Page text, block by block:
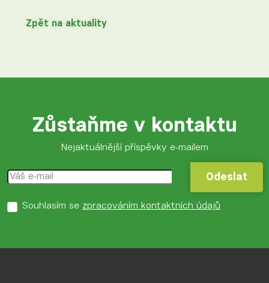
Zpět na aktuality
Zůstaňme v kontaktu
Nejaktuálnější příspěvky e-mailem
Odeslat
Odeslat
Souhlasím se zpracováním kontaktních údajů